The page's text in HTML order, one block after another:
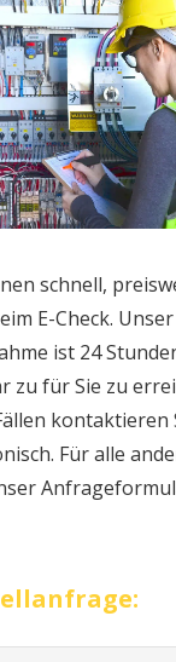
schnell,
ist 24 Stunden am Tag
zu für Sie zu
Für alle anderen